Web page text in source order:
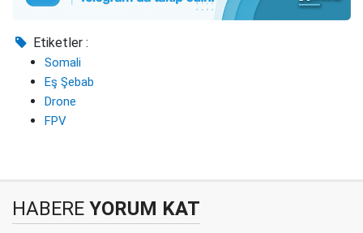
Etiketler :
Somali
Eş Şebab
Drone
FPV
HABERE YORUM KAT